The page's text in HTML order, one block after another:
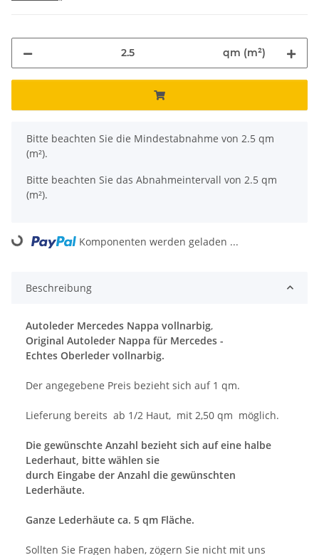
qm (m²)
x
Bitte beachten Sie die Mindestabnahme von 2.5 qm
(m²).
Bitte beachten Sie das Abnahmeintervall von 2.5 qm
(m²).
Komponenten werden geladen ...
Beschreibung
Autoleder Mercedes Nappa vollnarbig,
Original Autoleder Nappa für Mercedes -
Echtes Oberleder vollnarbig.
Der angegebene Preis bezieht sich auf 1 qm.
Lieferung bereits ab 1/2 Haut, mit 2,50 qm möglich.
Die gewünschte Anzahl bezieht sich auf eine halbe
Lederhaut, bitte wählen sie
durch Eingabe der Anzahl die gewünschten
Lederhäute.
Ganze Lederhäute ca. 5 qm Fläche.
Sollten Sie Fragen haben, zögern Sie nicht mit uns